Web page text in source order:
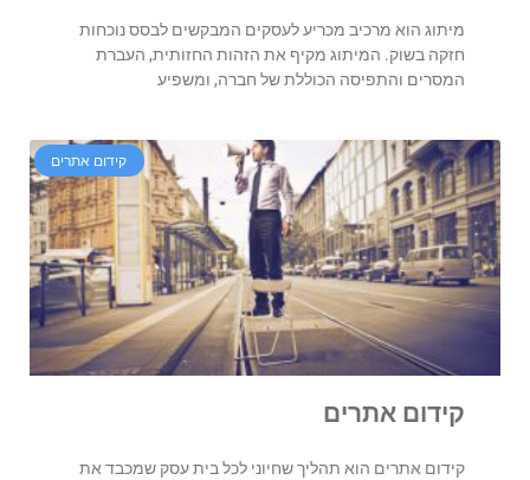
מיתוג הוא מרכיב מכריע לעסקים המבקשים לבסס נוכחות
חזקה בשוק. המיתוג מקיף את הזהות החזותית, העברת
המסרים והתפיסה הכוללת של חברה, ומשפיע
קידום אתרים
קידום אתרים
קידום אתרים הוא תהליך שחיוני לכל בית עסק שמכבד את